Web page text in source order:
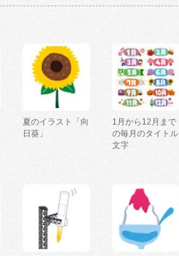
夏のイラスト「向
日葵」
1月から12月まで
の毎月のタイトル
文字